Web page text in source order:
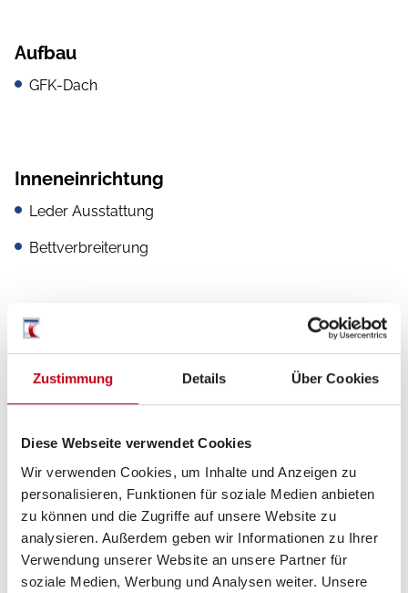
Zustimmung Details Über Cookies
Diese Webseite verwendet Cookies
Wir verwenden Cookies, um Inhalte und Anzeigen zu
personalisieren, Funktionen für soziale Medien anbieten
zu können und die Zugriffe auf unsere Website zu
analysieren. Außerdem geben wir Informationen zu Ihrer
Verwendung unserer Website an unsere Partner für
soziale Medien, Werbung und Analysen weiter. Unsere
Aufbau
GFK-Dach
Inneneinrichtung
Leder Ausstattung
Bettverbreiterung
Heizung / Klima
Sitzheizung Fahrerhaus
Klimaautomatik
Küche
3-Flammkocher